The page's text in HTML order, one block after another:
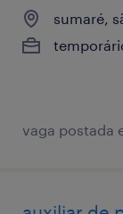
sumaré,
vaga postada